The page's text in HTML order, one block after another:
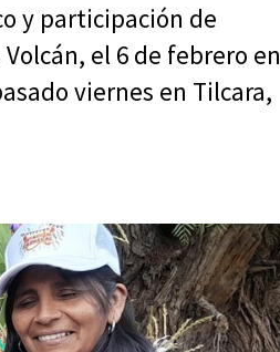
y participación de
el 6 de febrero en
viernes en Tilcara,